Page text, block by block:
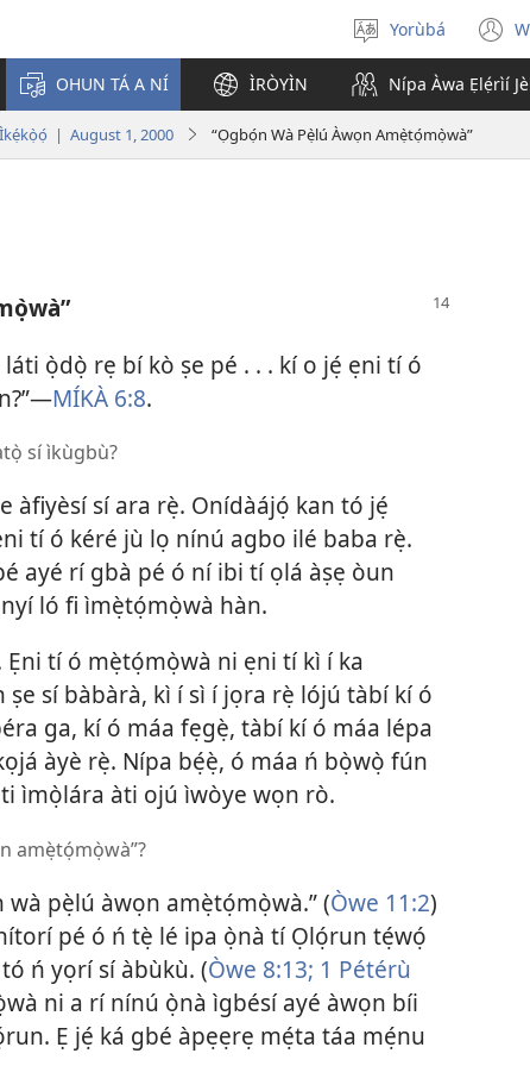
Yan
èdè
Yorùbá
OHUN TÁ A NÍ ÌRÒYÌN Nípa Àwa Ẹlẹ́rìí
| August 1, 2000 “Ọgbọ́n Wà Pẹ̀lú Àwọn Amẹ̀tọ́mọ̀wà”
ọ̀dọ̀ rẹ bí kò ṣe pé . . . kí o jẹ́ ẹni tí ó
MÍKÀ 6:8.
sí ìkùgbù?
àfiyèsí sí ara rẹ̀. Onídàájọ́ kan tó jẹ́
tí ó kéré jù lọ nínú agbo ilé baba rẹ̀.
ayé rí gbà pé ó ní ibi tí ọlá àṣẹ òun
ló fi ìmẹ̀tọ́mọ̀wà hàn.
tí ó mẹ̀tọ́mọ̀wà ni ẹni tí kì í ka
sí bàbàrà, kì í sì í jọra rẹ̀ lójú tàbí kí ó
ga, kí ó máa fẹgẹ̀, tàbí kí ó máa lépa
àyè rẹ̀. Nípa bẹ́ẹ̀, ó máa ń bọ̀wọ̀ fún
ìmọ̀lára àti ojú ìwòye wọn rò.
amẹ̀tọ́mọ̀wà”?
pẹ̀lú àwọn amẹ̀tọ́mọ̀wà.” (Òwe 11:2)
pé ó ń tẹ̀ lé ipa ọ̀nà tí Ọlọ́run tẹ́wọ́
ń yọrí sí àbùkù. (Òwe 8:13; 1 Pétérù
ni a rí nínú ọ̀nà ìgbésí ayé àwọn bíi
Ẹ jẹ́ ká gbé àpẹẹrẹ mẹ́ta táa mẹ́nu